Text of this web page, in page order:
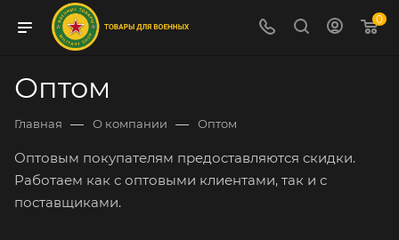
0
Оптом
Главная — О компании — Оптом
Оптовым покупателям предоставляются скидки.
Работаем как с оптовыми клиентами, так и с
поставщиками.